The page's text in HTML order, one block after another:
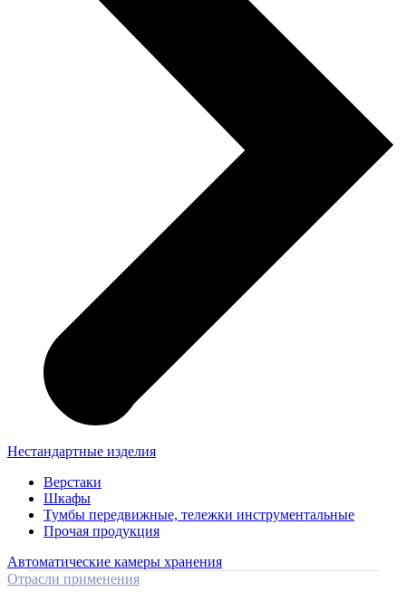
Нестандартные изделия
Верстаки
Шкафы
Тумбы передвижные, тележки инструментальные
Прочая продукция
Автоматические камеры хранения
Отрасли применения